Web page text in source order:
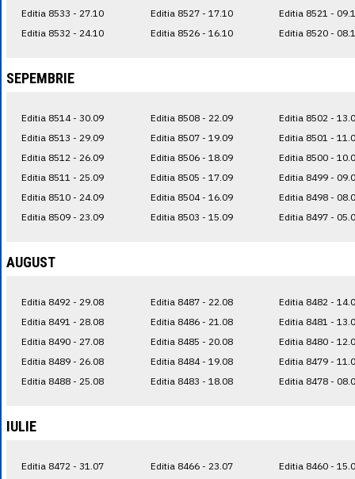
Editia 8533 - 27.10
Editia 8532 - 24.10
Editia 8527 - 17.10
Editia 8526 - 16.10
Editia 8521 -
Editia 8520 -
SEPEMBRIE
Editia 8514 - 30.09
Editia 8513 - 29.09
Editia 8512 - 26.09
Editia 8511 - 25.09
Editia 8510 - 24.09
Editia 8509 - 23.09
Editia 8508 - 22.09
Editia 8507 - 19.09
Editia 8506 - 18.09
Editia 8505 - 17.09
Editia 8504 - 16.09
Editia 8503 - 15.09
Editia 8502 -
Editia 8501 -
Editia 8500 -
Editia 8499 -
Editia 8498 -
Editia 8497 -
AUGUST
Editia 8492 - 29.08
Editia 8491 - 28.08
Editia 8490 - 27.08
Editia 8489 - 26.08
Editia 8488 - 25.08
Editia 8487 - 22.08
Editia 8486 - 21.08
Editia 8485 - 20.08
Editia 8484 - 19.08
Editia 8483 - 18.08
Editia 8482 -
Editia 8481 -
Editia 8480 -
Editia 8479 -
Editia 8478 -
IULIE
Editia 8472 - 31.07
Editia 8466 - 23.07
Editia 8460 -